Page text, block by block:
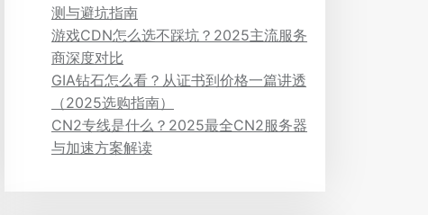
测与避坑指南
游戏CDN怎么选不踩坑？2025主流服务
商深度对比
GIA钻石怎么看？从证书到价格一篇讲透
（2025选购指南）
CN2专线是什么？2025最全CN2服务器
与加速方案解读